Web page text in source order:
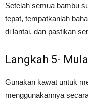
Setelah semua bambu
tepat, tempatkanlah
di lantai, dan pastikan
Langkah 5-
Gunakan kawat untuk
menggunakannya